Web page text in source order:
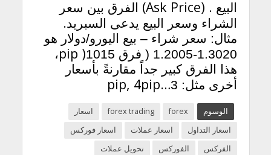
البيع (Ask Price) . الفرق بين سعر
الشراء وسعر البيع يدعى السبريد.
مثال: سعر شراء – بيع اليورو/دولار هو
1.3020-1.2005 ( فرق 1015
pip )،
هذا الفرق كبير جداً مقارنةً بأسعار
أخرى مثل: 3
pip, 4pip…
الوسوم forex
forex trading
اسعار
اسعار التداول
اسعار عملات
اسعار فوركس
الفركس
الفوركس تحويل عملات